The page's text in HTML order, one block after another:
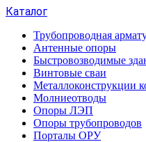
Каталог
Трубопроводная
Антенные опоры
Быстровозводимые
Винтовые сваи
Металлоконструкции
Молниеотводы
Опоры ЛЭП
Опоры трубопроводов
Порталы ОРУ